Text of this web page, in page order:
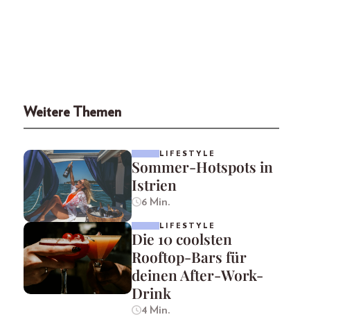
Weitere Themen
LIFESTYLE
Sommer-Hotspots in
Istrien
6 Min.
LIFESTYLE
Die 10 coolsten
Rooftop-Bars für
deinen After-Work-
Drink
4 Min.